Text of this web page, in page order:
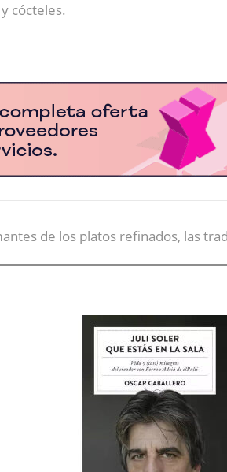
cócteles.
de los platos refinados, las